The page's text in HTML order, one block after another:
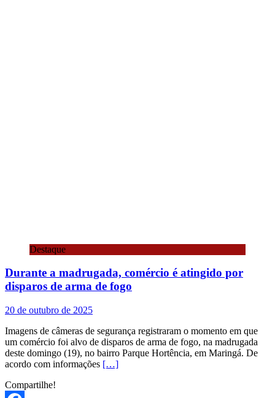
Destaque
Durante a madrugada, comércio é atingido por
disparos de arma de fogo
20 de outubro de 2025
Imagens de câmeras de segurança registraram o momento em que
um comércio foi alvo de disparos de arma de fogo, na madrugada
deste domingo (19), no bairro Parque Hortência, em Maringá. De
acordo com informações […]
Compartilhe!